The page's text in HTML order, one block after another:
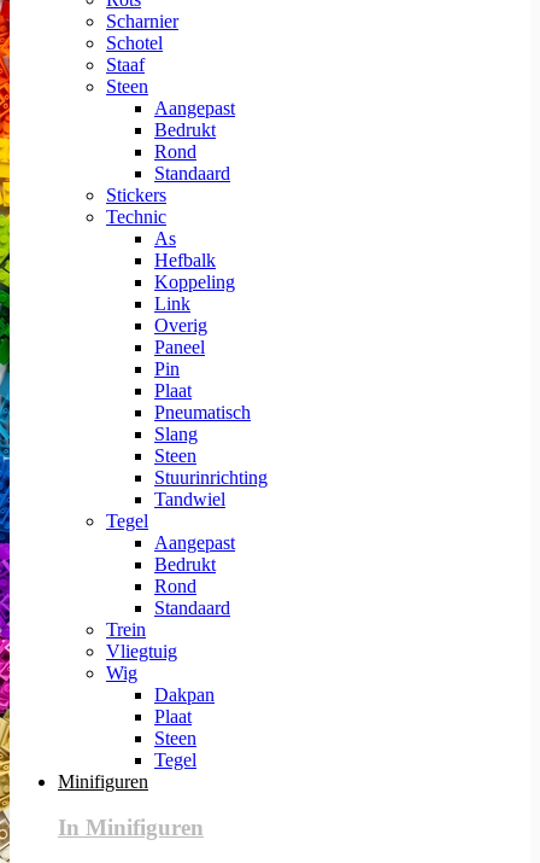
Scharnier
Schotel
Staaf
Steen
Aangepast
Bedrukt
Rond
Standaard
Stickers
Technic
As
Hefbalk
Koppeling
Link
Overig
Paneel
Pin
Plaat
Pneumatisch
Slang
Steen
Stuurinrichting
Tandwiel
Tegel
Aangepast
Bedrukt
Rond
Standaard
Trein
Vliegtuig
Wig
Dakpan
Plaat
Steen
Tegel
Minifiguren
In Minifiguren